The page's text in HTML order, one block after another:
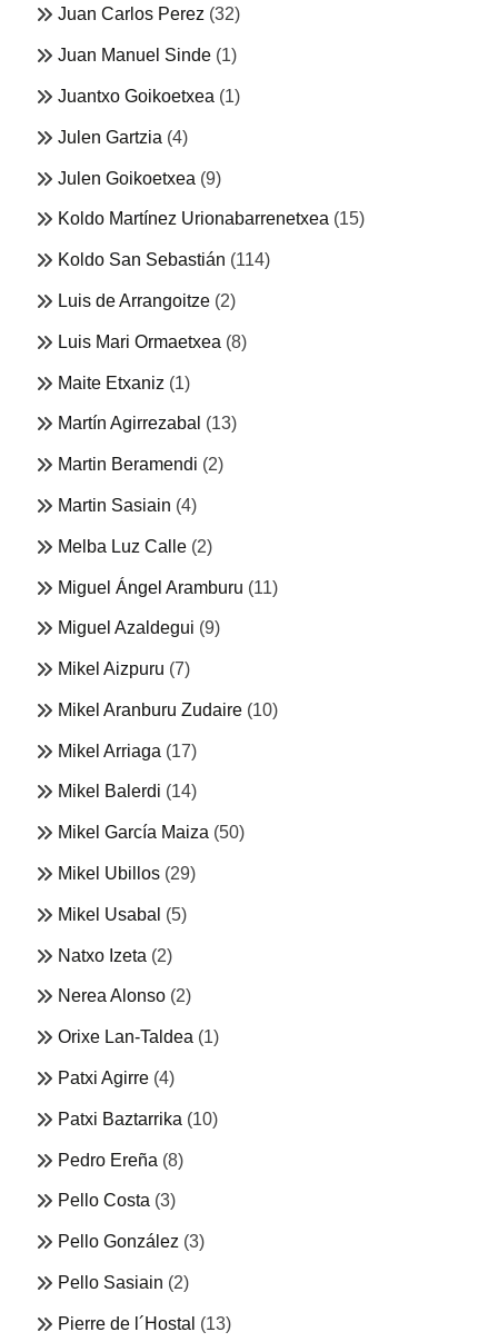
Juan Carlos Perez (32)
Juan Manuel Sinde (1)
Juantxo Goikoetxea (1)
Julen Gartzia (4)
Julen Goikoetxea (9)
Koldo Martínez Urionabarrenetxea (15)
Koldo San Sebastián (114)
Luis de Arrangoitze (2)
Luis Mari Ormaetxea (8)
Maite Etxaniz (1)
Martín Agirrezabal (13)
Martin Beramendi (2)
Martin Sasiain (4)
Melba Luz Calle (2)
Miguel Ángel Aramburu (11)
Miguel Azaldegui (9)
Mikel Aizpuru (7)
Mikel Aranburu Zudaire (10)
Mikel Arriaga (17)
Mikel Balerdi (14)
Mikel García Maiza (50)
Mikel Ubillos (29)
Mikel Usabal (5)
Natxo Izeta (2)
Nerea Alonso (2)
Orixe Lan-Taldea (1)
Patxi Agirre (4)
Patxi Baztarrika (10)
Pedro Ereña (8)
Pello Costa (3)
Pello González (3)
Pello Sasiain (2)
Pierre de l´Hostal (13)